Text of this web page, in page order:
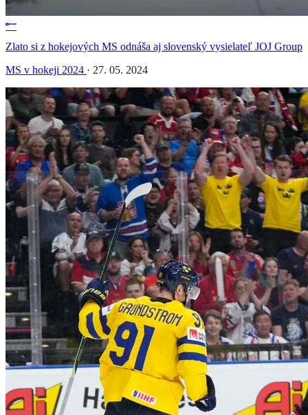
Zlato si z hokejových MS odnáša aj slovenský vysielateľ JOJ Group
MS v hokeji 2024 · 27. 05. 2024